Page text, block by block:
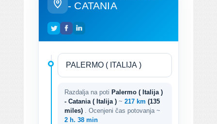
- CATANIA
Razdalja na poti Palermo ( Italija )
- Catania ( Italija ) ~ 217 km (135
miles)
. Ocenjeni čas potovanja ~
2 h. 38 min